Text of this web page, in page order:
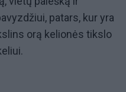
patars, kur yra
orą kelionės tikslo